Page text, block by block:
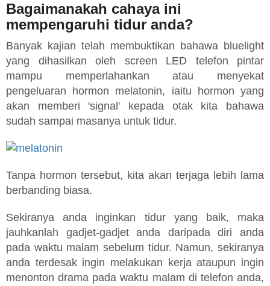
Bagaimanakah cahaya ini
mempengaruhi tidur anda?
Banyak kajian telah membuktikan bahawa bluelight
yang dihasilkan oleh screen LED telefon pintar
mampu memperlahankan atau menyekat
pengeluaran hormon melatonin, iaitu hormon yang
akan memberi 'signal' kepada otak kita bahawa
sudah sampai masanya untuk tidur.
Tanpa hormon tersebut, kita akan terjaga lebih lama
berbanding biasa.
Sekiranya anda inginkan tidur yang baik, maka
jauhkanlah gadjet-gadjet anda daripada diri anda
pada waktu malam sebelum tidur. Namun, sekiranya
anda terdesak ingin melakukan kerja ataupun ingin
menonton drama pada waktu malam di telefon anda,